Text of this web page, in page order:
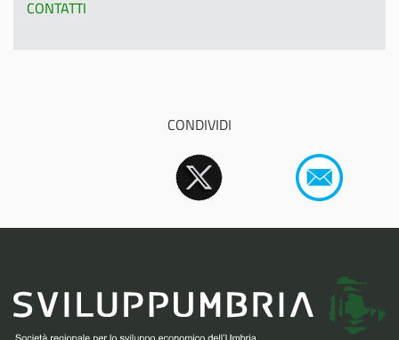
CONTATTI
CONDIVIDI